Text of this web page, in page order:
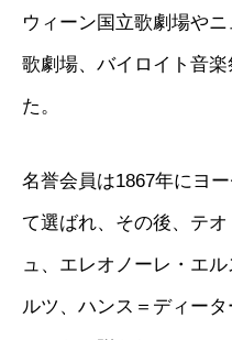
ウィーン国立歌劇場や
歌劇場、バイロイト音
た。
名誉会員は1867年にヨ
て選ばれ、その後、テ
ュ、エレオノーレ・エ
ルツ、ハンス＝ディー